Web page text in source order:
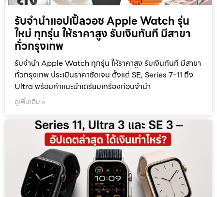
รับจำนำแอปเปิ้ลวอช Apple Watch รุ่น
ใหม่ ทุกรุ่น ให้ราคาสูง รับเงินทันที มีสาขา
ทั่วกรุงเทพ
รับจำนำ Apple Watch ทุกรุ่น ให้ราคาสูง รับเงินทันที มีสาขา
ทั่วกรุงเทพ ประเมินราคาชัดเจน ตั้งแต่ SE, Series 7-11 ถึง
Ultra พร้อมคำแนะนำเตรียมเครื่องก่อนจำนำ
ดูเพิ่มเติม »